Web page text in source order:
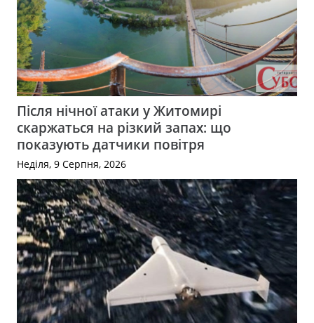
Після нічної атаки у Житомирі
скаржаться на різкий запах: що
показують датчики повітря
Неділя, 9 Серпня, 2026